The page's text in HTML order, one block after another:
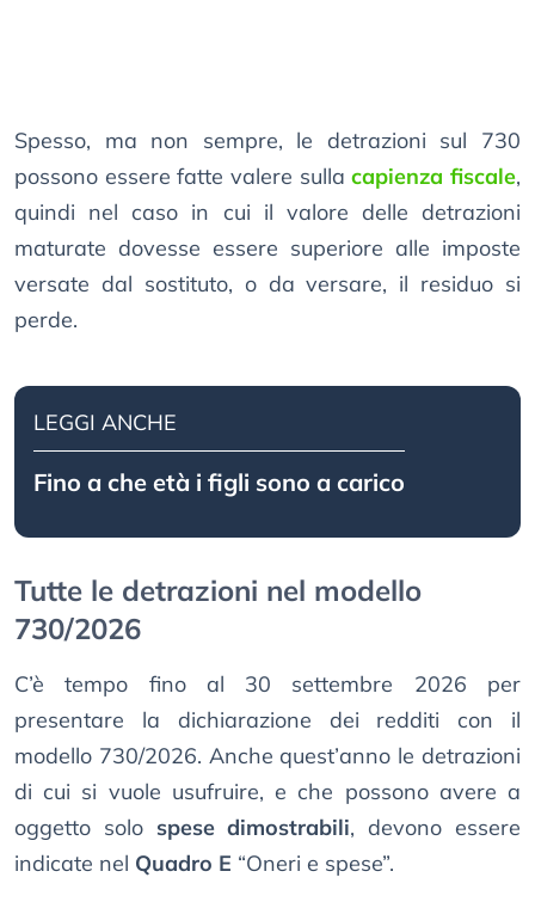
Spesso, ma non sempre, le detrazioni sul 730
possono essere fatte valere sullacapienza fiscale,
quindi nel caso in cui il valore delle detrazioni
maturate dovesse essere superiore alle imposte
versate dal sostituto, o da versare, il residuo si
perde.
LEGGI ANCHE
Fino a che età i figli sono a carico
Tutte le detrazioni nel modello
730/2026
C’è tempo fino al 30 settembre 2026 per
presentare la dichiarazione dei redditi con il
modello 730/2026. Anche quest’anno le detrazioni
di cui si vuole usufruire, e che possono avere a
oggetto solo spese dimostrabili, devono essere
indicate nel Quadro E “Oneri e spese”.